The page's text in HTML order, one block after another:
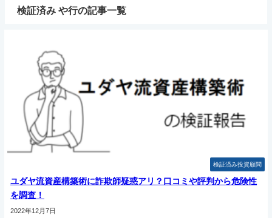
検証済み や行の記事一覧
検証済み投資顧問
ユダヤ流資産構築術に詐欺師疑惑アリ？口コミや評判から危険性
を調査！
2022年12月7日